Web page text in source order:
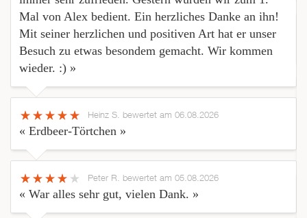
Mal von Alex bedient. Ein herzliches Danke an ihn!
Mit seiner herzlichen und positiven Art hat er unser
Besuch zu etwas besondem gemacht. Wir kommen
wieder. :) »
Heinz S. bewertet am 06.08.2026
« Erdbeer-Törtchen »
Peter R. bewertet am 05.08.2026
« War alles sehr gut, vielen Dank. »